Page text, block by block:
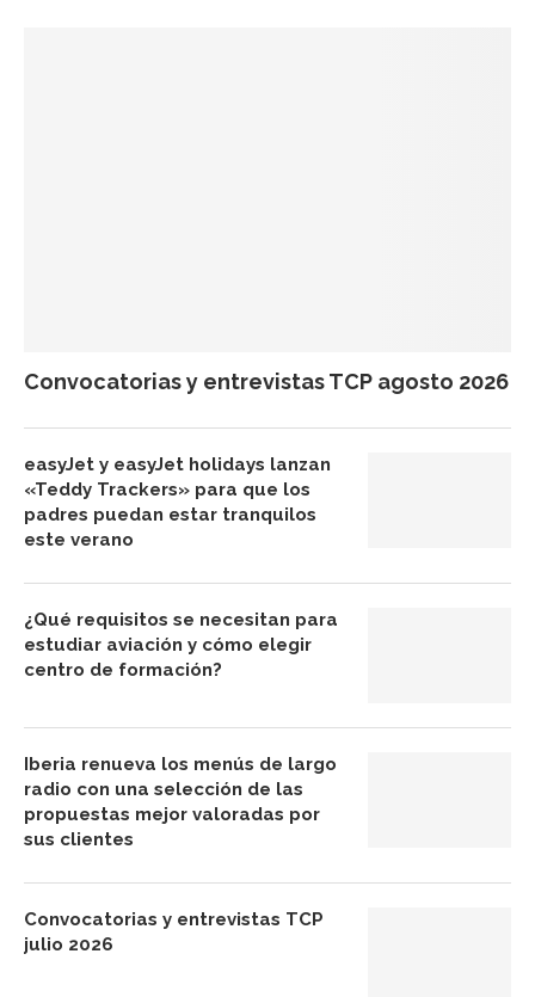
Convocatorias y entrevistas TCP agosto 2026
easyJet y easyJet holidays lanzan
«Teddy Trackers» para que los
padres puedan estar tranquilos
este verano
¿Qué requisitos se necesitan para
estudiar aviación y cómo elegir
centro de formación?
Iberia renueva los menús de largo
radio con una selección de las
propuestas mejor valoradas por
sus clientes
Convocatorias y entrevistas TCP
julio 2026